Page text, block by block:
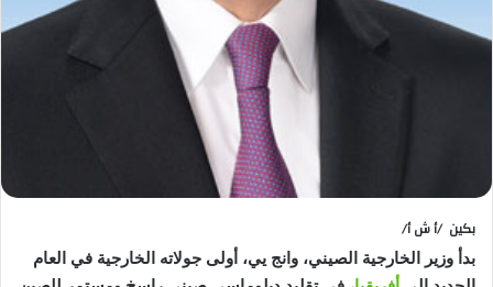
بكين /أ ش أ/
بدأ وزير الخارجية الصيني، وانج يي، أولى جولاته الخارجية في العام